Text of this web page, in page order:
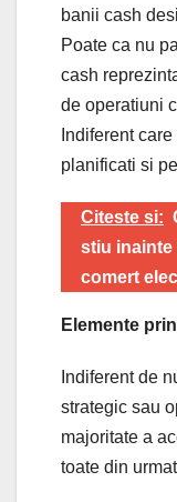
banii cash
Poate ca nu
cash
de operatiuni
Indiferent
planificati si
Citeste si:
stiu inainte
comert
Elemente
Indiferent de
strategic sau
majoritate a
toate din